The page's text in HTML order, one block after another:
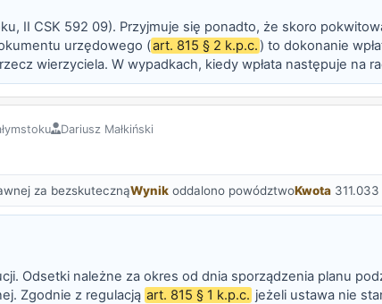
II CSK 592 09). Przyjmuje się ponadto, że skoro
urzędowego (art. 815 § 2 k.p.c. ) to dokonanie
wierzyciela. W wypadkach, kiedy wpłata następuje na
uznać należy odpowiedni dokument bankowy
Dariusz Małkiński
za bezskutecznąWynik oddalono powództwoKwota 311.033
Odsetki należne za okres od dnia sporządzenia planu
Zgodnie z regulacją art. 815 § 1 k.p.c. jeżeli ustawa nie